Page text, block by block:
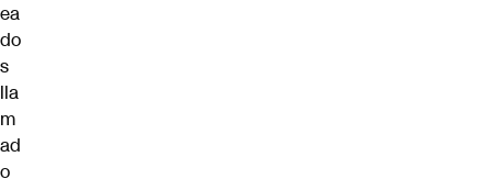
ea
do
s
lla
m
ad
o